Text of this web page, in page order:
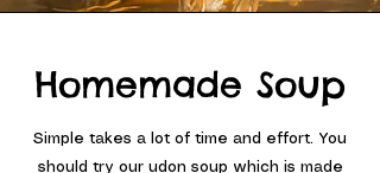
Homemade Soup
Simple takes a lot of time and effort. You
should try our udon soup which is made